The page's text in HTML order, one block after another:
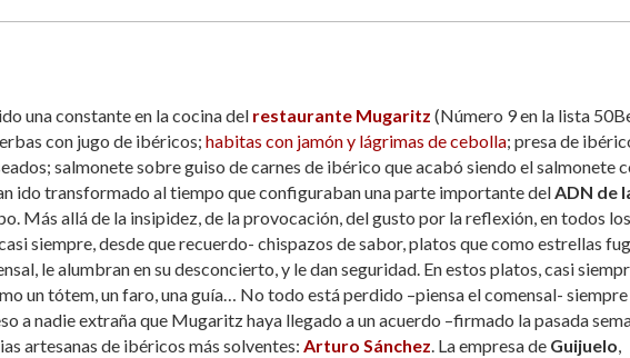
una constante en la cocina del restaurante Mugaritz (Número 9 en la lista
con jugo de ibéricos; habitas con jamón y lágrimas de cebolla; presa de
salmonete sobre guiso de carnes de ibérico que acabó siendo el salmonete
ido transformado al tiempo que configuraban una parte importante delADN de
Más allá de la insipidez, de la provocación, del gusto por la reflexión, en todos los
siempre, desde que recuerdo- chispazos de sabor, platos que como estrellas
le alumbran en su desconcierto, y le dan seguridad. En estos platos, casi
un tótem, un faro, una guía… No todo está perdido –piensa el comensal- siempre
a nadie extraña que Mugaritz haya llegado a un acuerdo –firmado la pasada
artesanas de ibéricos más solventes: Arturo Sánchez. La empresa de Guijuelo,